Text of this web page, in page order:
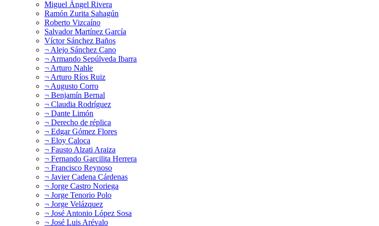
Miguel Ángel Rivera
Ramón Zurita Sahagún
Roberto Vizcaíno
Salvador Martínez García
Víctor Sánchez Baños
¬ Alejo Sánchez Cano
¬ Armando Sepúlveda Ibarra
¬ Arturo Nahle
¬ Arturo Ríos Ruiz
¬ Augusto Corro
¬ Benjamín Bernal
¬ Claudia Rodríguez
¬ Dante Limón
¬ Derecho de réplica
¬ Edgar Gómez Flores
¬ Eloy Caloca
¬ Fausto Alzati Araiza
¬ Fernando Garcilita Herrera
¬ Francisco Reynoso
¬ Javier Cadena Cárdenas
¬ Jorge Castro Noriega
¬ Jorge Tenorio Polo
¬ Jorge Velázquez
¬ José Antonio López Sosa
¬ José Luis Arévalo